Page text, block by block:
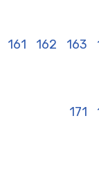
161 162 163
171